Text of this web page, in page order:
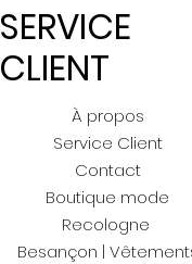
SERVICE
CLIENT
À propos
Service Client
Contact
Boutique mode
Recologne
Besançon |